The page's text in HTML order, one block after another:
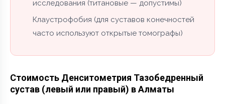
исследования (титановые — допустимы)
Клаустрофобия (для суставов конечностей
часто используют открытые томографы)
Стоимость Денситометрия Тазобедренный
сустав (левый или правый) в Алматы